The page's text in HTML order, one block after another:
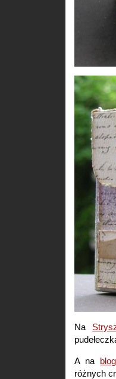
Na
A na
różnych